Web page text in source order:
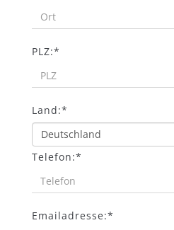
PLZ:*
Land:*
Telefon:*
Emailadresse:*